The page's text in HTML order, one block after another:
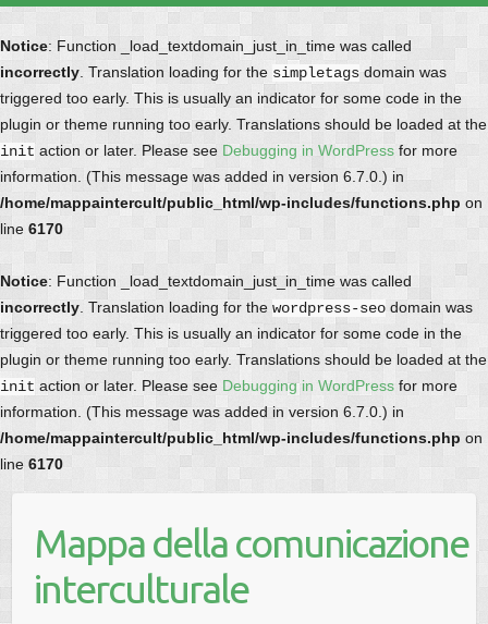
Notice: Function _load_textdomain_just_in_time was called
incorrectly . Translation loading for the simpletags domain was
triggered too early. This is usually an indicator for some code in the
plugin or theme running too early. Translations should be loaded at the
init action or later. Please see Debugging in WordPress for more
information. (This message was added in version 6.7.0.) in
/home/mappaintercult/public_html/wp-includes/functions.php on
line 6170
Notice: Function _load_textdomain_just_in_time was called
incorrectly . Translation loading for the wordpress-seo domain was
triggered too early. This is usually an indicator for some code in the
plugin or theme running too early. Translations should be loaded at the
init action or later. Please see Debugging in WordPress for more
information. (This message was added in version 6.7.0.) in
/home/mappaintercult/public_html/wp-includes/functions.php on
line 6170
Mappa della comunicazione
interculturale